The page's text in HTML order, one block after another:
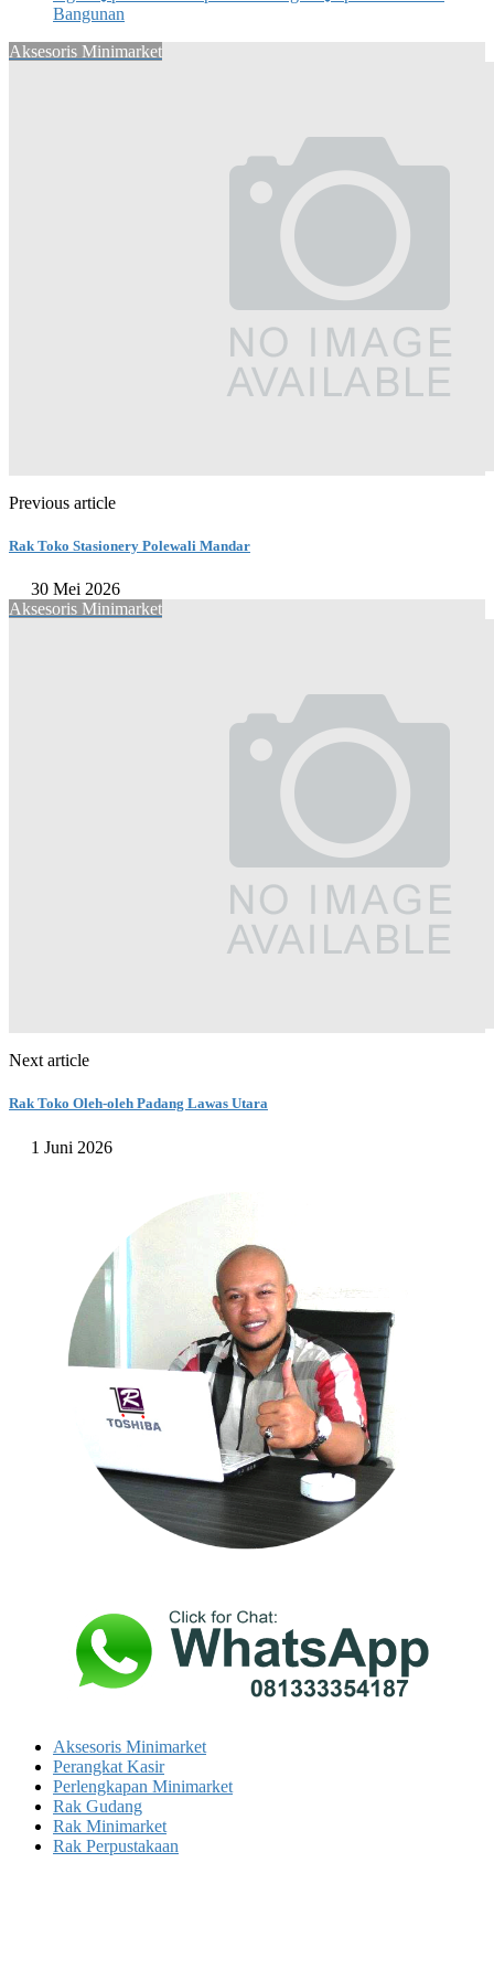
Bangunan
Aksesoris Minimarket
Previous article
Rak Toko Stasionery Polewali Mandar
30 Mei 2026
Aksesoris Minimarket
Next article
Rak Toko Oleh-oleh Padang Lawas Utara
1 Juni 2026
Aksesoris Minimarket
Perangkat Kasir
Perlengkapan Minimarket
Rak Gudang
Rak Minimarket
Rak Perpustakaan